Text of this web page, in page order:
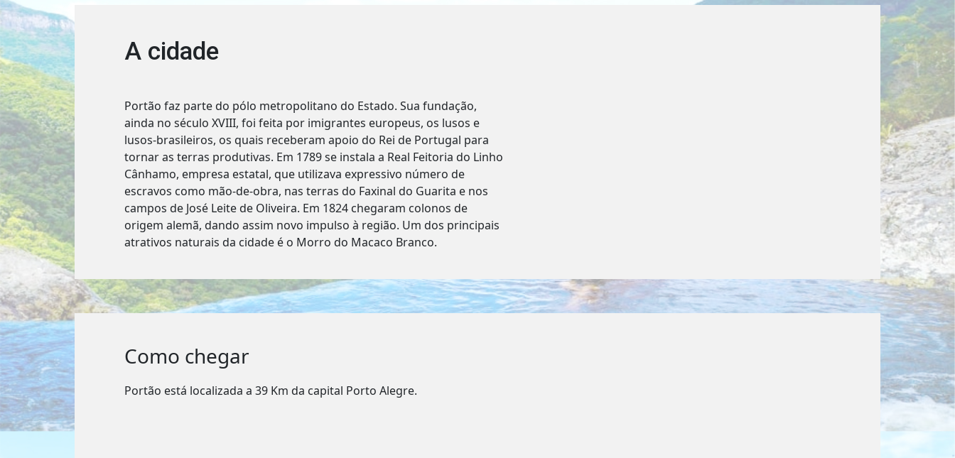
A cidade
Portão faz parte do pólo metropolitano do Estado. Sua fundação,
ainda no século XVIII, foi feita por imigrantes europeus, os lusos e
lusos-brasileiros, os quais receberam apoio do Rei de Portugal para
tornar as terras produtivas. Em 1789 se instala a Real Feitoria do Linho
Cânhamo, empresa estatal, que utilizava expressivo número de
escravos como mão-de-obra, nas terras do Faxinal do Guarita e nos
campos de José Leite de Oliveira. Em 1824 chegaram colonos de
origem alemã, dando assim novo impulso à região. Um dos principais
atrativos naturais da cidade é o Morro do Macaco Branco.
Como chegar
Portão está localizada a 39 Km da capital Porto Alegre.